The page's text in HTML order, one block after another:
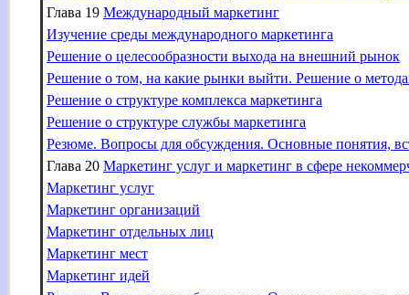
Глава 19 Международный маркетинг
Изучение среды международного маркетинга
Решение о целесообразности выхода на внешний рынок
Решение о том, на какие рынки выйти. Решение о
Решение о структуре комплекса маркетинга
Решение о структуре службы маркетинга
Резюме. Вопросы для обсуждения. Основные понятия,
Глава 20 Маркетинг услуг и маркетинг в сфере
Маркетинг услуг
Маркетинг организаций
Маркетинг отдельных лиц
Маркетинг мест
Маркетинг идей